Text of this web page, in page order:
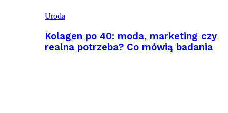
Uroda
Kolagen po 40: moda, marketing czy
realna potrzeba? Co mówią badania